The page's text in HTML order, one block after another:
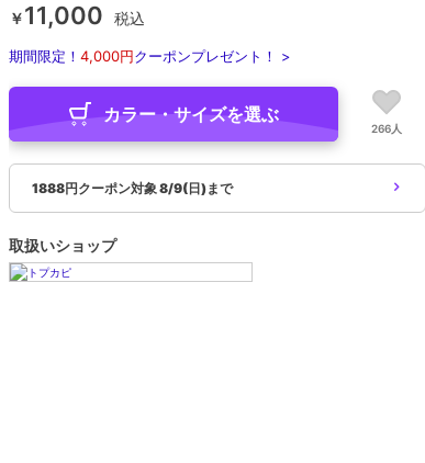
￥11,000 税込
期間限定！ 4,000円クーポンプレゼント！ >
カラー・サイズを選ぶ
266人
1888円クーポン対象 8/9(日)まで
取扱いショップ